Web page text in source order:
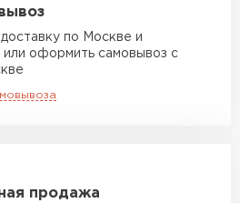
отходов;
профнастила
благодаря
по каталогу RAl;
использования
80 м3
м
от 7 000 руб
м
м
по Москве и
или оформить самовывоз с
продажа